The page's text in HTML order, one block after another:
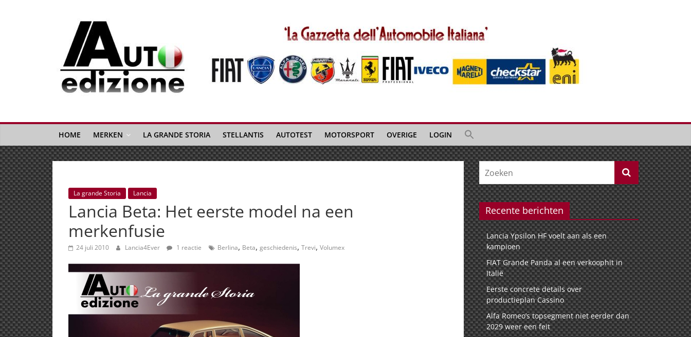
Auto
Edizione
La
Gazetta
dell'Automobile
Italiana
|
Italiaans
autonieuws
&
lifestyle
HOME MERKEN LA GRANDE STORIA STELLANTIS AUTOTEST MOTORSPORT OVERIGE LOGIN
La grande Storia Lancia
Lancia Beta: Het eerste model na een
merkenfusie
24 juli 2010 Lancia4Ever 1 reactie Berlina, Beta, geschiedenis, Trevi, Volumex
Recente berichten
Lancia Ypsilon HF voelt aan als een
kampioen
FIAT Grande Panda al een verkoophit in
Italië
Eerste concrete details over
productieplan Cassino
Alfa Romeo’s topsegment niet eerder dan
2029 weer een feit